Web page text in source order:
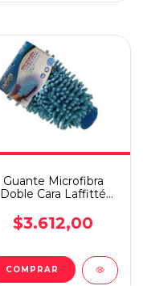
Guante Microfibra
Doble Cara Laffitté
$3.612,00